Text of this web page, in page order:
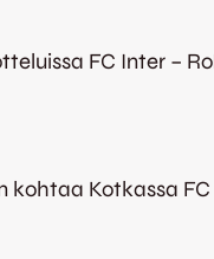
FC Inter –
Kotkassa FC